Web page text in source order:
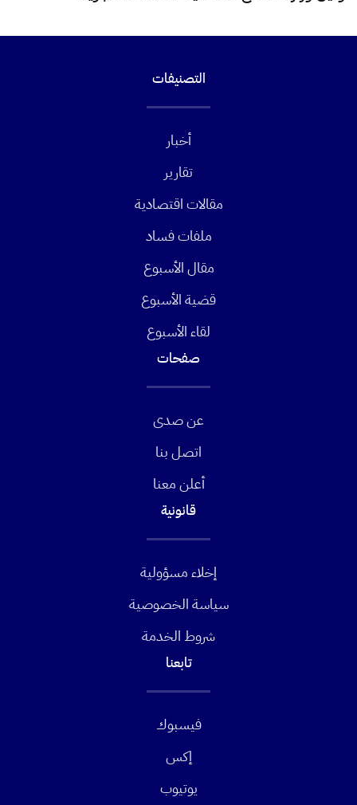
التصنيفات
أخبار
تقارير
مقالات اقتصادية
ملفات فساد
مقال الأسبوع
قضية الأسبوع
لقاء الأسبوع
صفحات
عن صدى
اتصل بنا
أعلن معنا
قانونية
إخلاء مسؤولية
سياسة الخصوصية
شروط الخدمة
تابعنا
فيسبوك
إكس
يوتيوب